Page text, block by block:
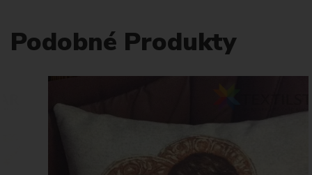
Podobné Produkty